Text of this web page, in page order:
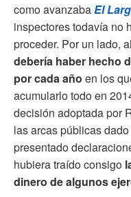
como avanzabaEl
inspectores todavía no
proceder. Por un lado,
debería haber hecho
por cada año en los
acumularlo todo en
decisión adoptada por
las arcas públicas
presentado
hubiera traído consigo
dinero de algunos